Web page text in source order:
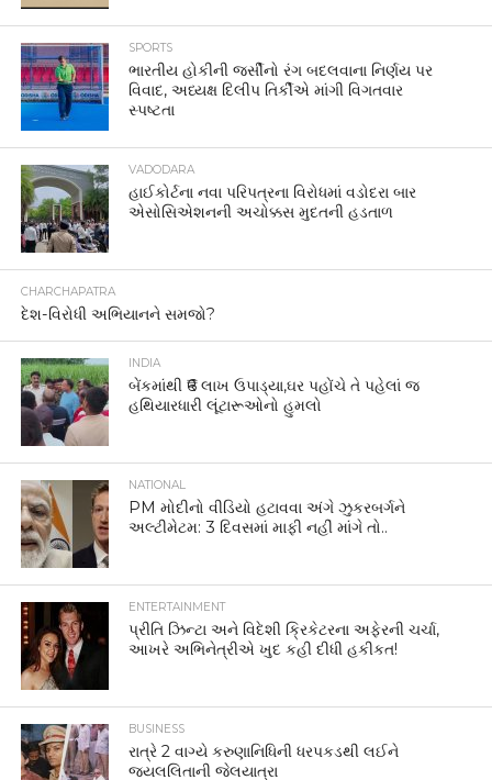
SPORTS
ભારતીય હોકીની જર્સીનો રંગ બદલવાના નિર્ણય પર
વિવાદ, અધ્યક્ષ દિલીપ તિર્કીએ માંગી વિગતવાર
સ્પષ્ટતા
VADODARA
હાઈકોર્ટના નવા પરિપત્રના વિરોધમાં વડોદરા બાર
એસોસિએશનની અચોક્કસ મુદતની હડતાળ
CHARCHAPATRA
દેશ-વિરોધી અભિયાનને સમજો?
INDIA
બેંકમાંથી ₹6 લાખ ઉપાડ્યા,ઘર પહોંચે તે પહેલાં જ
હથિયારધારી લૂંટારૂઓનો હુમલો
NATIONAL
PM મોદીનો વીડિયો હટાવવા અંગે ઝુકરબર્ગને
અલ્ટીમેટમ: 3 દિવસમાં માફી નહીં માંગે તો..
ENTERTAINMENT
પ્રીતિ ઝિન્ટા અને વિદેશી ક્રિકેટરના અફેરની ચર્ચા,
આખરે અભિનેત્રીએ ખુદ કહી દીધી હકીકત!
BUSINESS
રાત્રે 2 વાગ્યે કરુણાનિધિની ધરપકડથી લઈને
જયલલિતાની જેલયાત્રા